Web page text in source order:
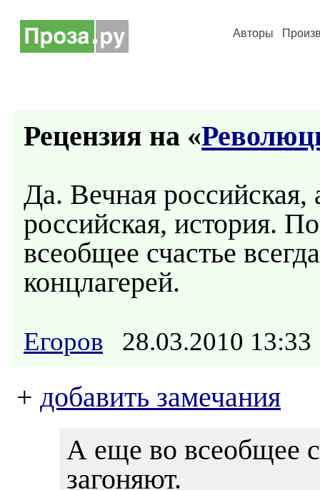
Авторы
Рецензия на «
Да. Вечная российская,
российская, история.
всеобщее счастье
концлагерей.
Егоров 28.03.2010
+ добавить замечания
А еще во всеобщее
загоняют.